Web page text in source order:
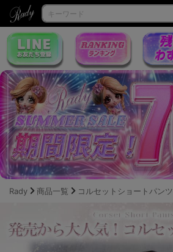
Rady 商品一覧 コルセットショートパンツ